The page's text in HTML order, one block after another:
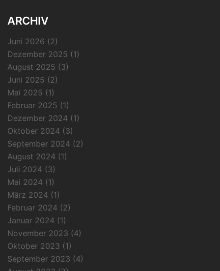
ARCHIV
Juni 2026 (2)
Dezember 2025 (1)
August 2025 (3)
Juni 2025 (2)
Mai 2025 (1)
Februar 2025 (1)
Dezember 2024 (1)
Oktober 2024 (3)
September 2024 (2)
August 2024 (1)
Juli 2024 (3)
Mai 2024 (1)
März 2024 (1)
Februar 2024 (2)
Januar 2024 (1)
November 2023 (4)
Oktober 2023 (1)
September 2023 (4)